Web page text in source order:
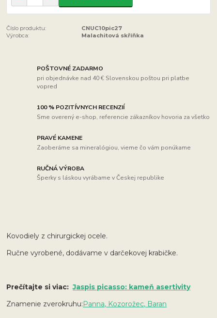
Číslo produktu:
CNUC10pic27
Výrobca:
Malachitová skříňka
POŠTOVNÉ ZADARMO
pri objednávke nad 40 € Slovenskou poštou pri platbe
vopred
100 % POZITÍVNYCH RECENZIÍ
Sme overený e-shop, referencie zákazníkov hovoria za všetko
PRAVÉ KAMENE
Zaoberáme sa mineralógiou, vieme čo vám ponúkame
RUČNÁ VÝROBA
Šperky s láskou vyrábame v Českej republike
Kovodiely z chirurgickej ocele.
Ručne vyrobené, dodávame v darčekovej krabičke.
Prečítajte si viac:Jaspis picasso: kameň asertivity
Znamenie zverokruhu:Panna, Kozorožec, Baran